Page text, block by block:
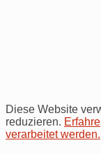
Diese Website
reduzieren.
verarbeitet werden.